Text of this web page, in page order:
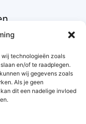
wij technologieën zoals
en/of te raadplegen.
wij gegevens zoals
Als je geen
dit een nadelige invloed